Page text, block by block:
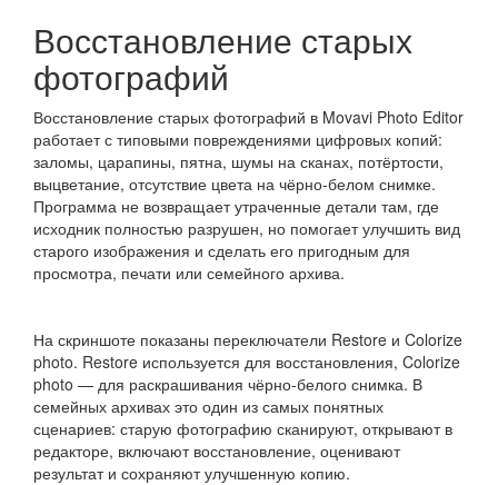
Восстановление старых
фотографий
Восстановление старых фотографий в Movavi Photo Editor
работает с типовыми повреждениями цифровых копий:
заломы, царапины, пятна, шумы на сканах, потёртости,
выцветание, отсутствие цвета на чёрно-белом снимке.
Программа не возвращает утраченные детали там, где
исходник полностью разрушен, но помогает улучшить вид
старого изображения и сделать его пригодным для
просмотра, печати или семейного архива.
На скриншоте показаны переключатели Restore и Colorize
photo. Restore используется для восстановления, Colorize
photo — для раскрашивания чёрно-белого снимка. В
семейных архивах это один из самых понятных
сценариев: старую фотографию сканируют, открывают в
редакторе, включают восстановление, оценивают
результат и сохраняют улучшенную копию.